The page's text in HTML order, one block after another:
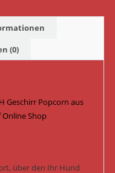
(0)
Geschirr Popcorn aus
Online Shop
über den Ihr Hund